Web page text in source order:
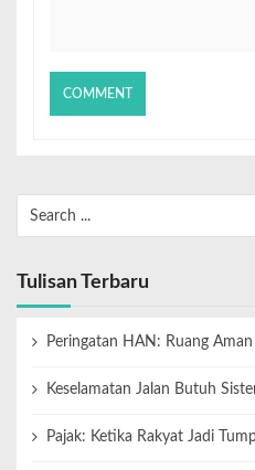
Tulisan Terbaru
Peringatan HAN: Ruang
Keselamatan Jalan Butuh
Pajak: Ketika Rakyat Jadi